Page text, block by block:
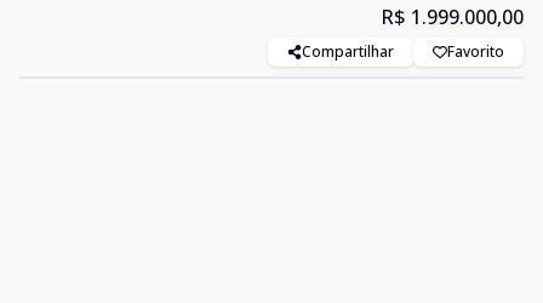
R$ 1.999.000,00
Compartilhar Favorito